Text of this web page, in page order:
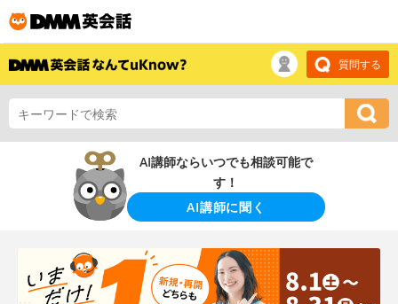
質問する
AI講師ならいつでも相談可能で
す！
AI講師に聞く